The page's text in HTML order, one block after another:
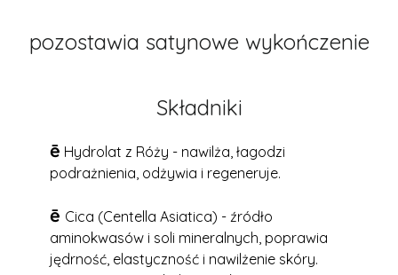
pozostawia satynowe wykończenie
Składniki
ē Hydrolat z Róży - nawilża, łagodzi
podrażnienia, odżywia i regeneruje.
ē Cica (Centella Asiatica) - źródło
aminokwasów i soli mineralnych, poprawia
jędrność, elastyczność i nawilżenie skóry.